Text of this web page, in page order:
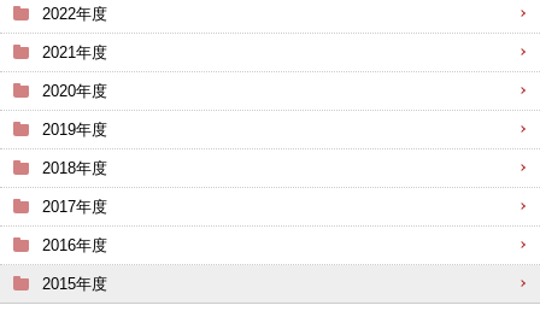
2022年度
2021年度
2020年度
2019年度
2018年度
2017年度
2016年度
2015年度